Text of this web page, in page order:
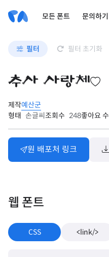
모든 폰트 문의하기
필터 필터 초기화
추사 사랑체
제작예산군
형태 손글씨조회수 248좋아요 수
원 배포처 링크
웹 폰트
CSS <link/>